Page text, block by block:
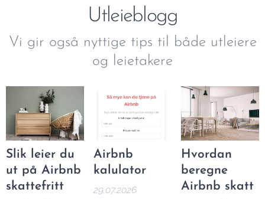
finner du
leie for kortere
og lengre
perioder. Bare
send oss en
forespørsel via
vårt
Utleieblogg
Vi gir også nyttige tips til både utleiere
og leietakere
Slik leier du
ut på Airbnb
skattefritt
Airbnb
kalulator
29.07.2026
Hvordan
beregne
Airbnb skatt